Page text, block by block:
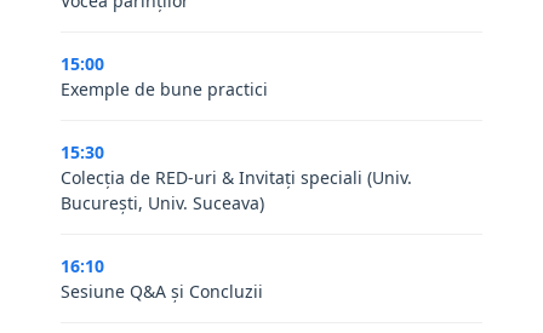
15:00
Exemple de bune practici
15:30
Colecția de RED-uri & Invitați speciali (Univ.
București, Univ. Suceava)
16:10
Sesiune Q&A și Concluzii